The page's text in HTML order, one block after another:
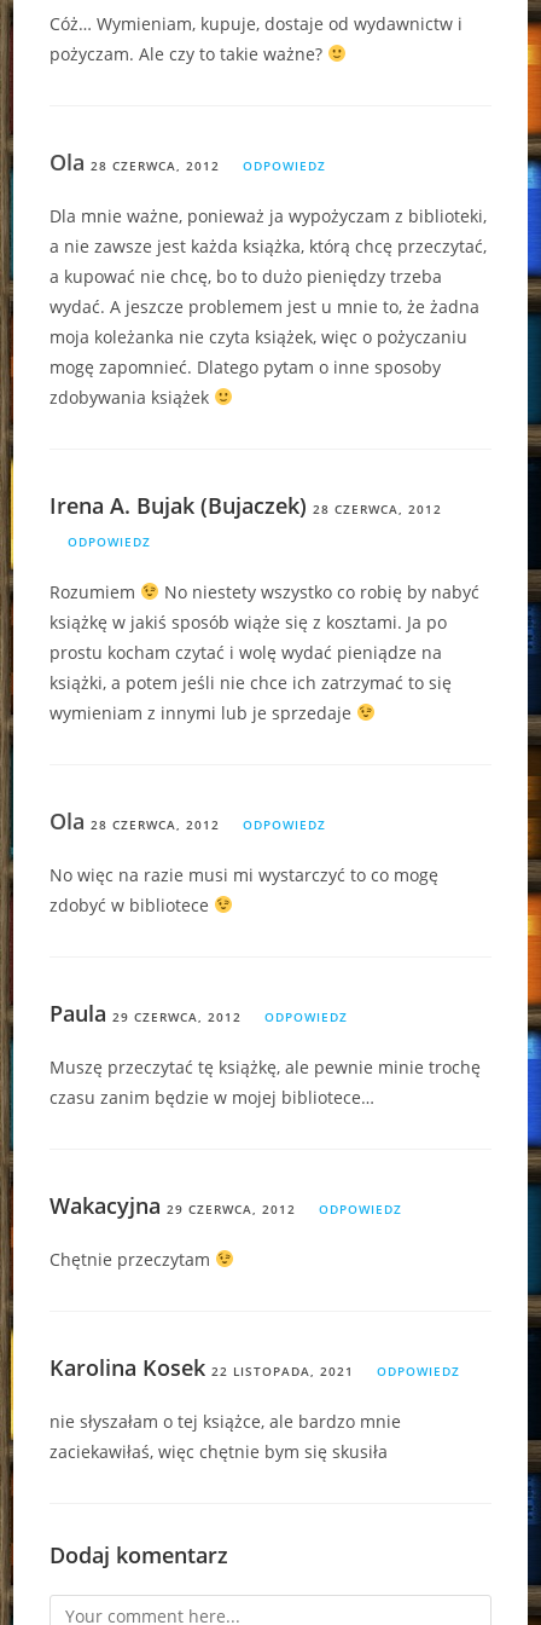
Cóż… Wymieniam, kupuje, dostaje od wydawnictw i
pożyczam. Ale czy to takie ważne?
Ola28 CZERWCA, 2012 ODPOWIEDZ
Dla mnie ważne, ponieważ ja wypożyczam z biblioteki,
a nie zawsze jest każda książka, którą chcę przeczytać,
a kupować nie chcę, bo to dużo pieniędzy trzeba
wydać. A jeszcze problemem jest u mnie to, że żadna
moja koleżanka nie czyta książek, więc o pożyczaniu
mogę zapomnieć. Dlatego pytam o inne sposoby
zdobywania książek
Irena A. Bujak (Bujaczek) 28 CZERWCA, 2012
ODPOWIEDZ
Rozumiem
No niestety wszystko co robię by nabyć
książkę w jakiś sposób wiąże się z kosztami. Ja po
prostu kocham czytać i wolę wydać pieniądze na
książki, a potem jeśli nie chce ich zatrzymać to się
wymieniam z innymi lub je sprzedaje
Ola28 CZERWCA, 2012 ODPOWIEDZ
No więc na razie musi mi wystarczyć to co mogę
zdobyć w bibliotece
Paula 29 CZERWCA, 2012 ODPOWIEDZ
Muszę przeczytać tę książkę, ale pewnie minie trochę
czasu zanim będzie w mojej bibliotece…
Wakacyjna 29 CZERWCA, 2012 ODPOWIEDZ
Chętnie przeczytam
Karolina Kosek 22 LISTOPADA, 2021 ODPOWIEDZ
nie słyszałam o tej książce, ale bardzo mnie
zaciekawiłaś, więc chętnie bym się skusiła
Dodaj komentarz
Comment